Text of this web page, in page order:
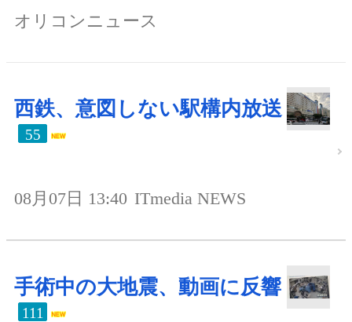
オリコンニュース
西鉄、意図しない駅構内放送
55
08月07日 13:40 ITmedia NEWS
手術中の大地震、動画に反響
111